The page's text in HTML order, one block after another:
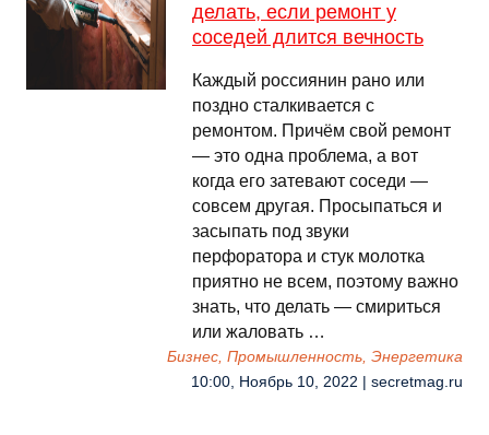
делать, если ремонт у
соседей длится вечность
Каждый россиянин рано или
поздно сталкивается с
ремонтом. Причём свой ремонт
— это одна проблема, а вот
когда его затевают соседи —
совсем другая. Просыпаться и
засыпать под звуки
перфоратора и стук молотка
приятно не всем, поэтому важно
знать, что делать — смириться
или жаловать …
Бизнес, Промышленность, Энергетика
10:00, Ноябрь 10, 2022 | secretmag.ru